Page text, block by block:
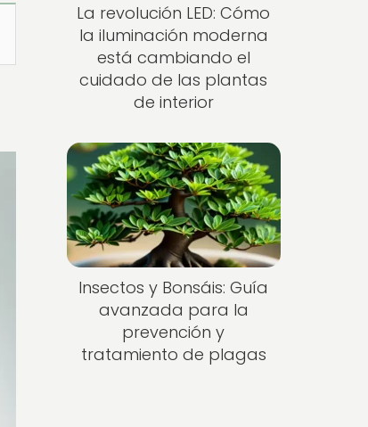
La revolución LED: Cómo
la iluminación moderna
está cambiando el
cuidado de las plantas
de interior
Insectos y Bonsáis: Guía
avanzada para la
prevención y
tratamiento de plagas